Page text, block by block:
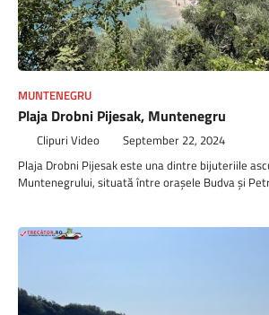
MUNTENEGRU
Plaja Drobni Pijesak, Muntenegru
Clipuri Video September 22, 2024
Plaja Drobni Pijesak este una dintre bijuteriile
Muntenegrului, situată între orașele Budva și